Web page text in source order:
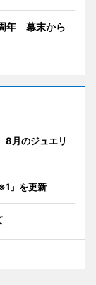
年 幕末から
8月のジュエリ
」を更新